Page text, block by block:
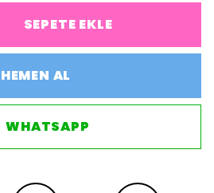
SEPETE EKLE
HEMEN AL
WHATSAPP